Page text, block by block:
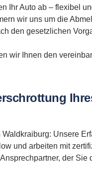
Ihr Auto ab – flexibel
wir uns um die
den gesetzlichen
wir Ihnen den
Unsere
und arbeiten mit
der Sie